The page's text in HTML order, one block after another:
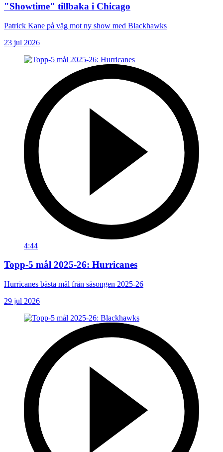
"Showtime" tillbaka i Chicago
Patrick Kane på väg mot ny show med Blackhawks
23 jul 2026
4:44
Topp-5 mål 2025-26: Hurricanes
Hurricanes bästa mål från säsongen 2025-26
29 jul 2026